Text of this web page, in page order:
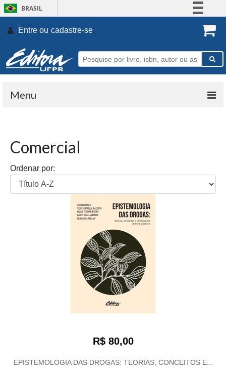
BRASIL
Participe
Entre ou cadastre-se.
Menu
Comercial
Ordenar por:
R$ 80,00
EPISTEMOLOGIA DAS DROGAS: TEORIAS, CONCEITOS E...